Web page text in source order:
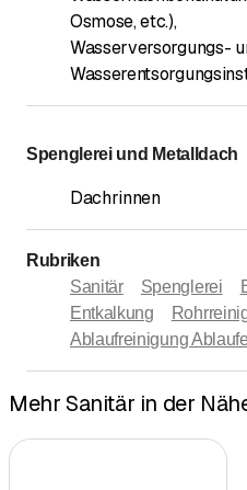
Osmose, etc.),
Wasserversorgungs-
Spenglerei und Metalldach
Dachrinnen
Rubriken
Sanitär
Spenglerei
Entkalkung
Ablaufreinigung
Mehr Sanitär in der